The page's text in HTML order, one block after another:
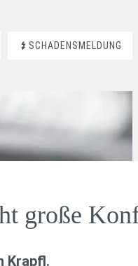
SCHADENSMELDUNG
große
Krapfl.